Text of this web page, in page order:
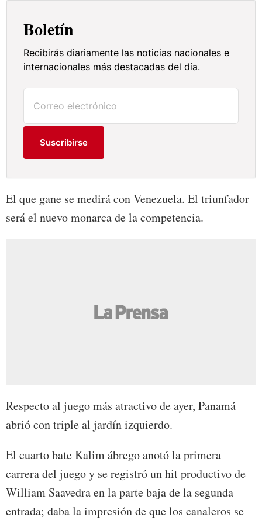
Boletín
Recibirás diariamente las noticias nacionales e
internacionales más destacadas del día.
Suscribirse
El que gane se medirá con Venezuela. El triunfador
será el nuevo monarca de la competencia.
Respecto al juego más atractivo de ayer, Panamá
abrió con triple al jardín izquierdo.
El cuarto bate Kalim ábrego anotó la primera
carrera del juego y se registró un hit productivo de
William Saavedra en la parte baja de la segunda
entrada; daba la impresión de que los canaleros se